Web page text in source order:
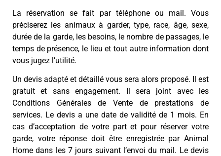
La réservation se fait par téléphone ou mail. Vous
préciserez les animaux à garder, type, race, âge, sexe,
durée de la garde, les besoins, le nombre de passages, le
temps de présence, le lieu et tout autre information dont
vous jugez l’utilité.
Un devis adapté et détaillé vous sera alors proposé. Il est
gratuit et sans engagement. Il sera joint avec les
Conditions Générales de Vente de prestations de
services. Le devis a une date de validité de 1 mois. En
cas d’acceptation de votre part et pour réserver votre
garde, votre réponse doit être enregistrée par Animal
Home dans les 7 jours suivant l’envoi du mail. Le devis